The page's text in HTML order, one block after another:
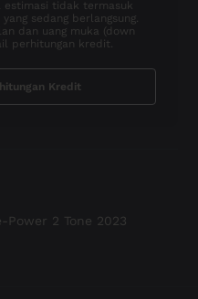
estimasi tidak termasuk
sedang berlangsung.
dan uang muka (down
perhitungan kredit.
Kredit
Power 2 Tone 2023